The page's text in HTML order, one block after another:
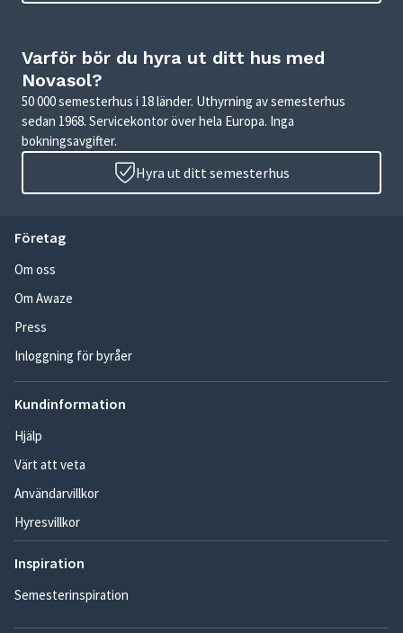
Varför bör du hyra ut ditt hus med
Novasol?
50 000 semesterhus i 18 länder. Uthyrning av semesterhus
sedan 1968. Servicekontor över hela Europa. Inga
bokningsavgifter.
Hyra ut ditt semesterhus
Företag
Om oss
Om Awaze
Press
Inloggning för byråer
Kundinformation
Hjälp
Värt att veta
Användarvillkor
Hyresvillkor
Inspiration
Semesterinspiration